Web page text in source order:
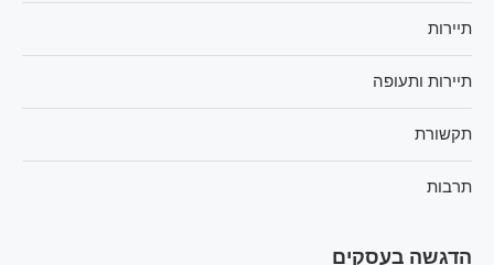
תיירות
תיירות ותעופה
תקשורת
תרבות
הדגשה בעסקים